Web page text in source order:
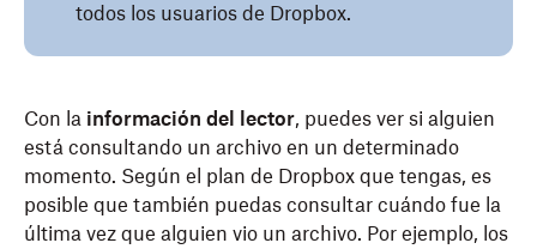
todos los usuarios de Dropbox.
Con la información del lector, puedes ver si alguien
está consultando un archivo en un determinado
momento. Según el plan de Dropbox que tengas, es
posible que también puedas consultar cuándo fue la
última vez que alguien vio un archivo. Por ejemplo, los